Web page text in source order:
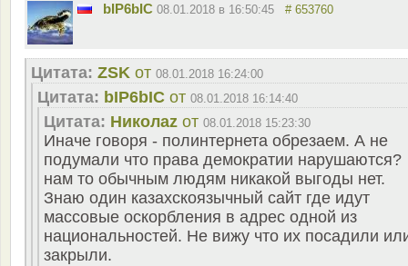
bIP6bIC 08.01.2018 в 16:50:45 # 653760
Цитата: ZSK от 08.01.2018 16:24:00
Цитата: bIP6bIC от 08.01.2018 16:14:40
Цитата: Николаz от 08.01.2018 15:23:30
Иначе говоря - полинтернета обрезаем. А не
подумали что права демократии нарушаются?
нам то обычным людям никакой выгоды нет.
Знаю один казахскоязычный сайт где идут
массовые оскорбления в адрес одной из
национальностей. Не вижу что их посадили
закрыли.